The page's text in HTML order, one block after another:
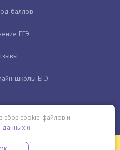
баллов
ЕГЭ
школы ЕГЭ
сбор cookie-файлов и
данных и